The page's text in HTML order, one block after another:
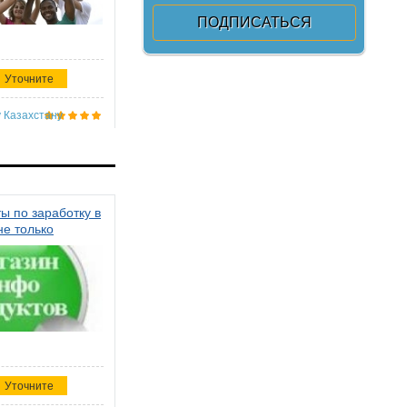
Уточните
Казахстану
по заработку в
только
Уточните